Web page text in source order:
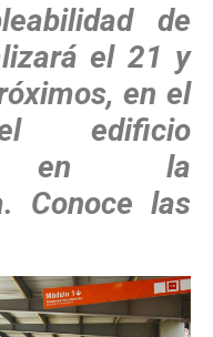
de
el 21 y
en el
edificio
en la
Conoce las